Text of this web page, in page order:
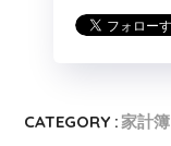
CATEGORY :家計簿